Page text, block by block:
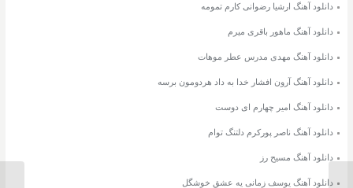
دانلود آهنگ ارشیا رضوانی کارم تمومه
دانلود آهنگ ماهور باقری میرم
دانلود آهنگ مهدی مدرس عطر موهات
دانلود آهنگ آرون افشار خدا به داد هردومون برسه
دانلود آهنگ امیر چهارم ای دوست
دانلود آهنگ ناصر پورکرم دلتنگ توام
دانلود آهنگ مسیح رز
دانلود آهنگ یوسف زمانی یه عشق خوشگل